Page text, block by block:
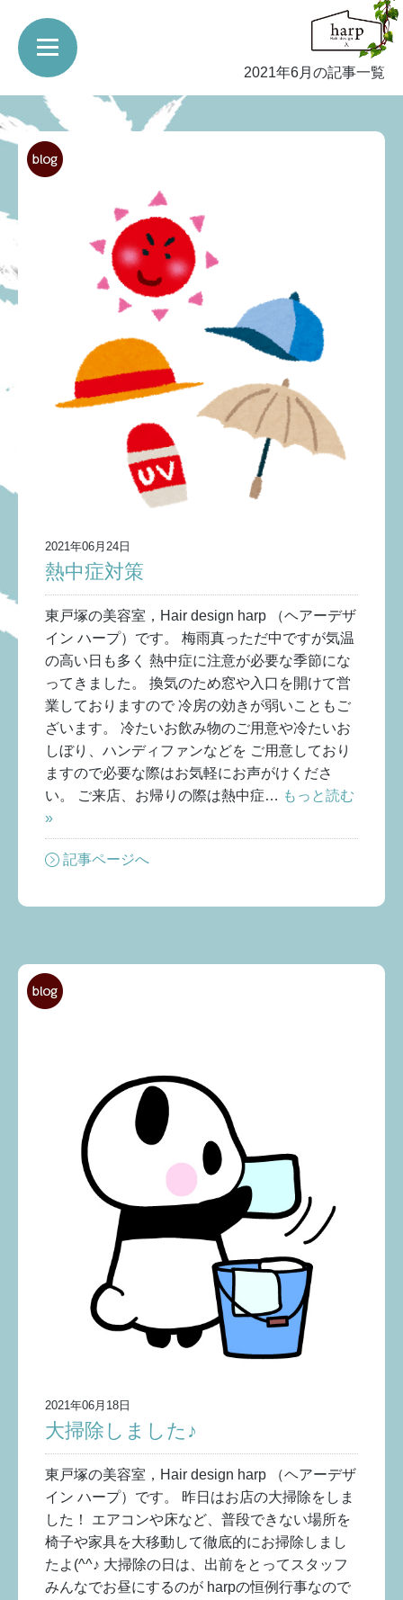
2021年6月の記事一覧
2021年06月24日
熱中症対策
東戸塚の美容室，Hair design harp （ヘアーデザ
イン ハープ）です。 梅雨真っただ中ですが気温
の高い日も多く 熱中症に注意が必要な季節にな
ってきました。 換気のため窓や入口を開けて営
業しておりますので 冷房の効きが弱いこともご
ざいます。 冷たいお飲み物のご用意や冷たいお
しぼり、ハンディファンなどを ご用意しており
ますので必要な際はお気軽にお声がけくださ
い。 ご来店、お帰りの際は熱中症… もっと読む
»
記事ページへ
2021年06月18日
大掃除しました♪
東戸塚の美容室，Hair design harp （ヘアーデザ
イン ハープ）です。 昨日はお店の大掃除をしま
した！ エアコンや床など、普段できない場所を
椅子や家具を大移動して徹底的にお掃除しまし
たよ(^^♪ 大掃除の日は、出前をとってスタッフ
みんなでお昼にするのが harpの恒例行事なので